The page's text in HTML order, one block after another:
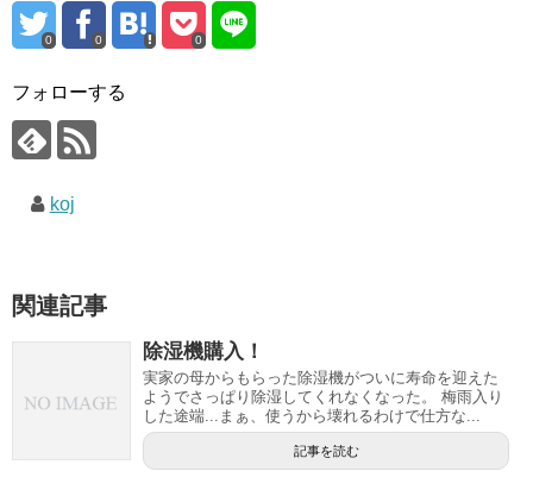
0 0 0
フォローする
koj
関連記事
除湿機購入！
実家の母からもらった除湿機がついに寿命を迎えた
ようでさっぱり除湿してくれなくなった。 梅雨入り
した途端...まぁ、使うから壊れるわけで仕方な...
記事を読む